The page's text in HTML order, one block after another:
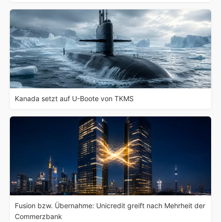
Kanada setzt auf U-Boote von TKMS
Fusion bzw. Übernahme: Unicredit greift nach Mehrheit der
Commerzbank